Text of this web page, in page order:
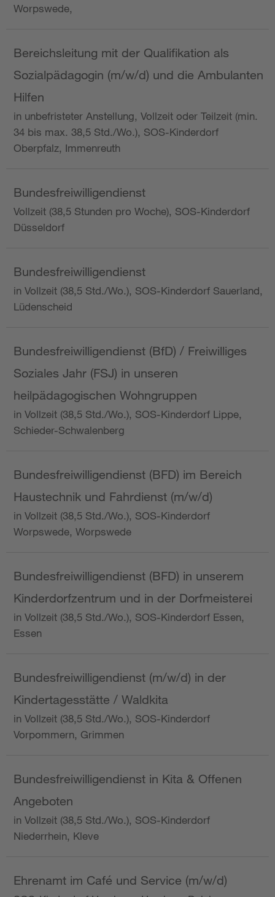
Worpswede,
Bereichsleitung mit der Qualifikation als
Sozialpädagogin (m/w/d) und die Ambulanten
Hilfen
in unbefristeter Anstellung, Vollzeit oder Teilzeit (min.
34 bis max. 38,5 Std./Wo.), SOS-Kinderdorf
Oberpfalz, Immenreuth
Bundesfreiwilligendienst
Vollzeit (38,5 Stunden pro Woche), SOS-Kinderdorf
Düsseldorf
Bundesfreiwilligendienst
in Vollzeit (38,5 Std./Wo.), SOS-Kinderdorf Sauerland,
Lüdenscheid
Bundesfreiwilligendienst (BfD) / Freiwilliges
Soziales Jahr (FSJ) in unseren
heilpädagogischen Wohngruppen
in Vollzeit (38,5 Std./Wo.), SOS-Kinderdorf Lippe,
Schieder-Schwalenberg
Bundesfreiwilligendienst (BFD) im Bereich
Haustechnik und Fahrdienst (m/w/d)
in Vollzeit (38,5 Std./Wo.), SOS-Kinderdorf
Worpswede, Worpswede
Bundesfreiwilligendienst (BFD) in unserem
Kinderdorfzentrum und in der Dorfmeisterei
in Vollzeit (38,5 Std./Wo.), SOS-Kinderdorf Essen,
Essen
Bundesfreiwilligendienst (m/w/d) in der
Kindertagesstätte / Waldkita
in Vollzeit (38,5 Std./Wo.), SOS-Kinderdorf
Vorpommern, Grimmen
Bundesfreiwilligendienst in Kita & Offenen
Angeboten
in Vollzeit (38,5 Std./Wo.), SOS-Kinderdorf
Niederrhein, Kleve
Ehrenamt im Café und Service (m/w/d)